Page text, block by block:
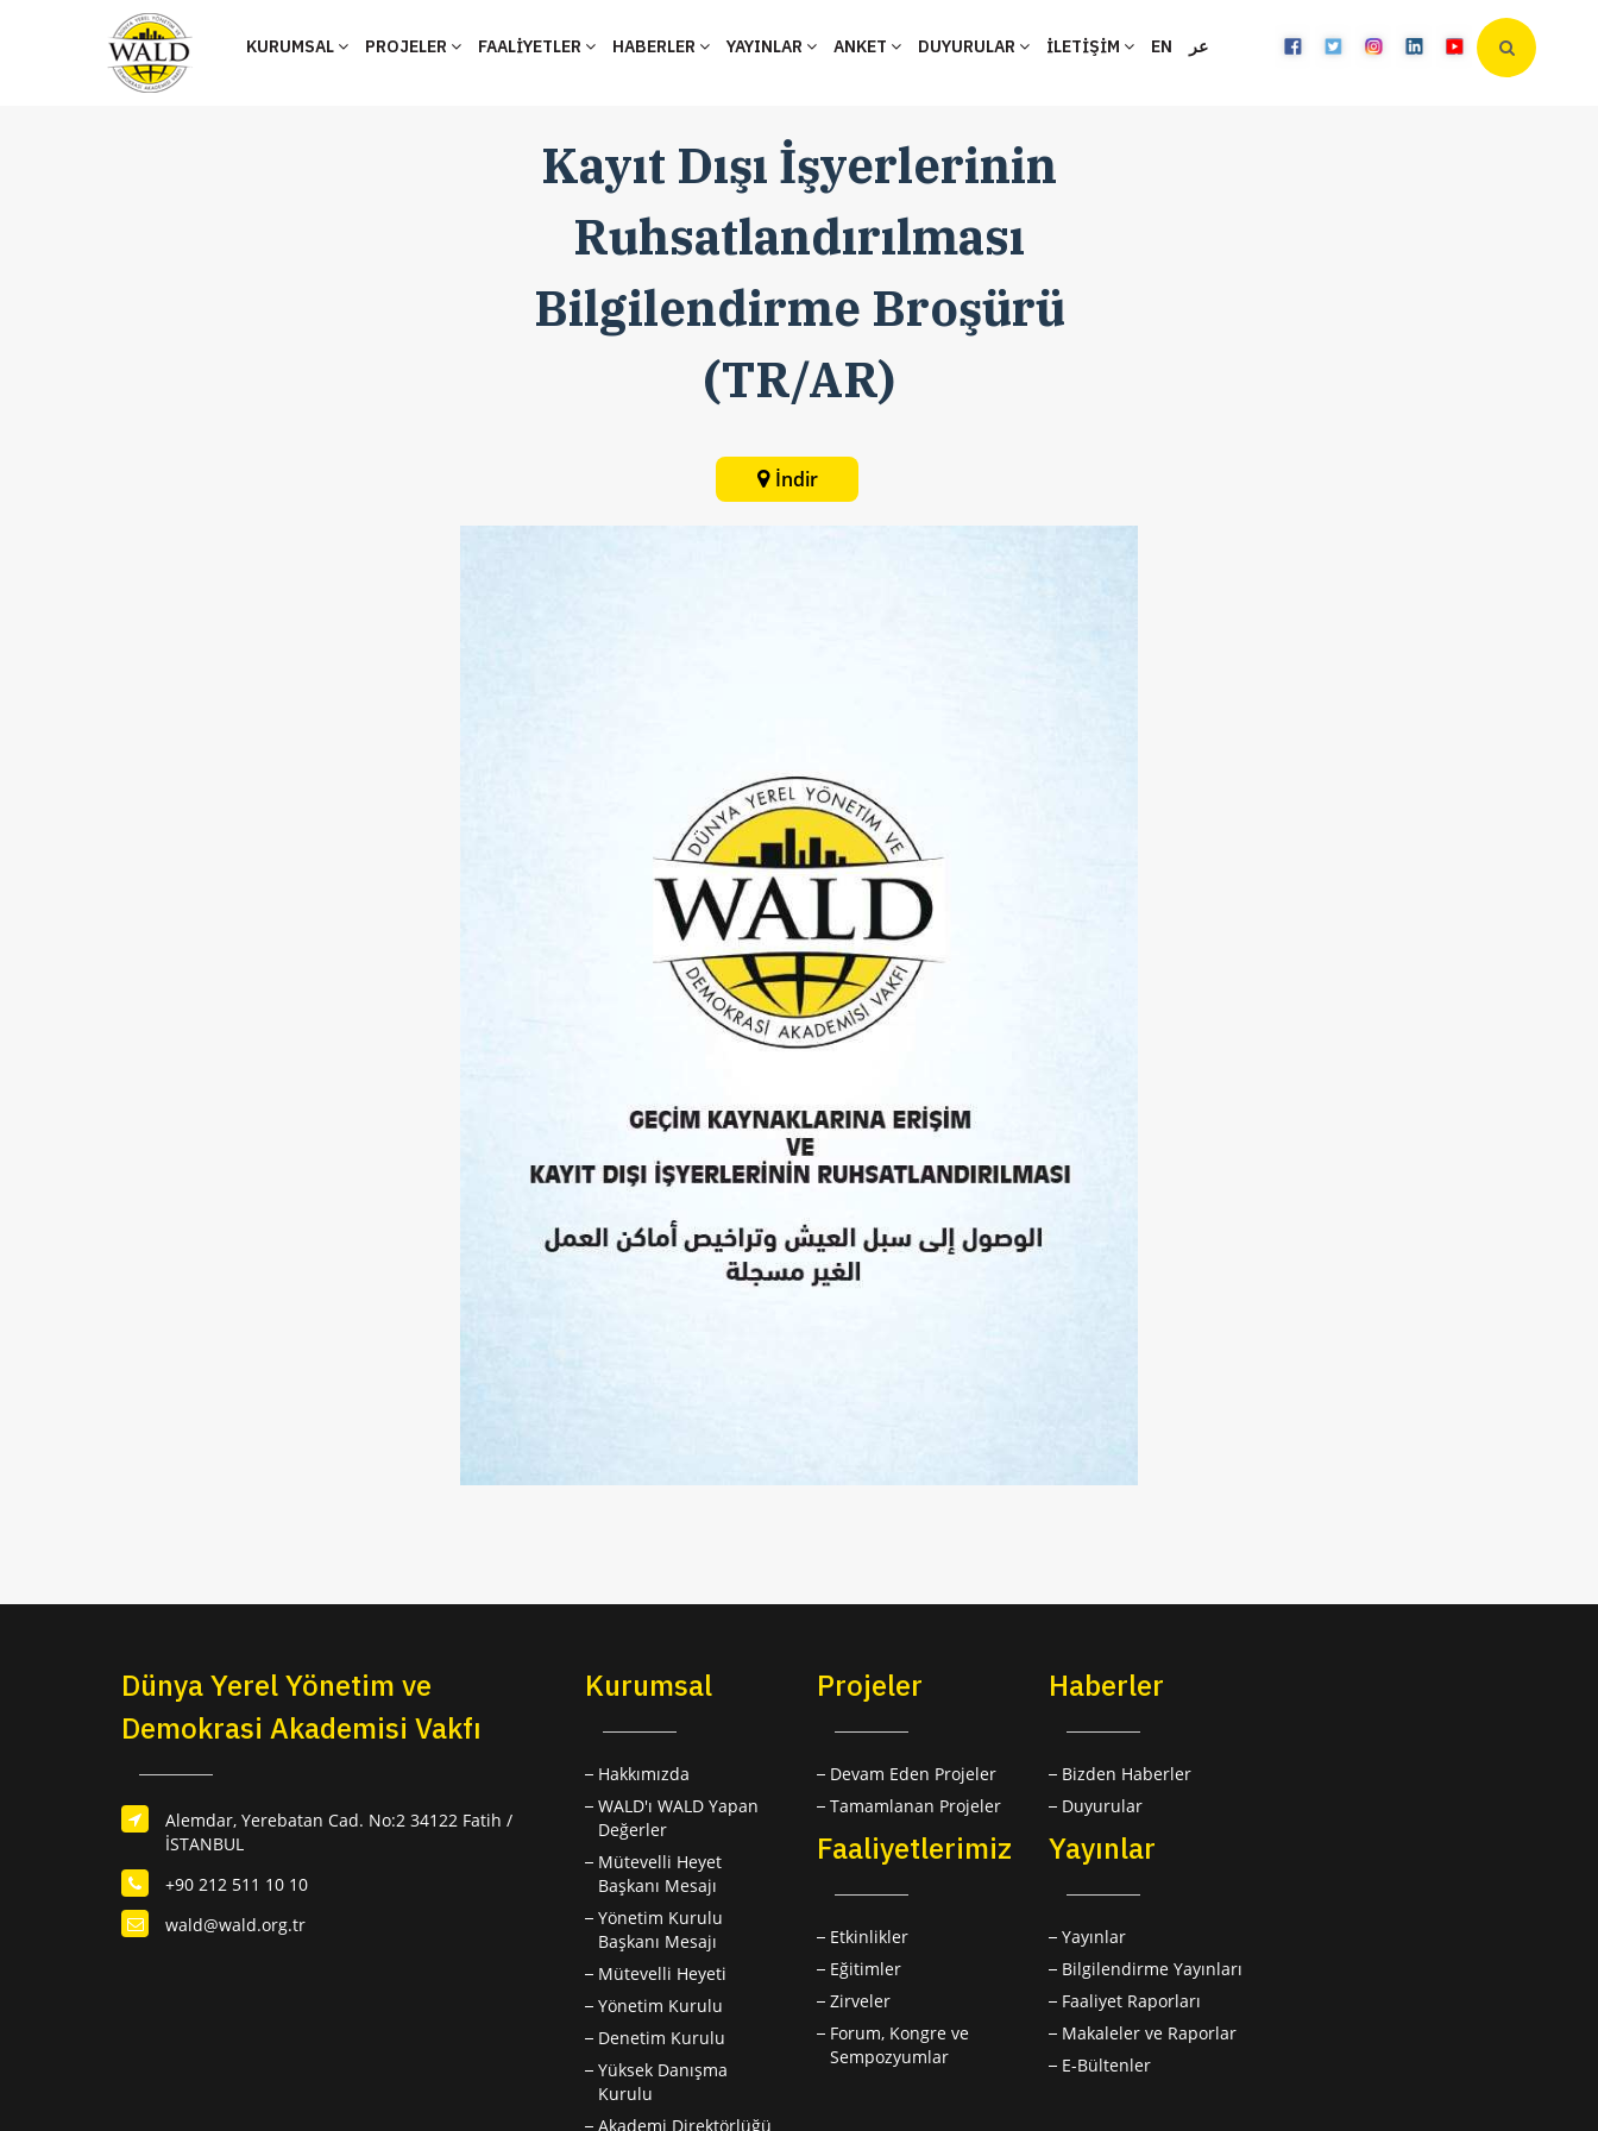
KURUMSAL PROJELER FAALİYETLER HABERLER YAYINLAR ANKET DUYURULAR İLETİŞİM EN عر
Kayıt Dışı İşyerlerinin
Ruhsatlandırılması
Bilgilendirme Broşürü
(TR/AR)
İndir
Dünya Yerel Yönetim ve
Demokrasi Akademisi Vakfı
Alemdar, Yerebatan Cad. No:2 34122 Fatih /
İSTANBUL
+90 212 511 10 10
wald@wald.org.tr
Kurumsal
Hakkımızda
WALD'ı WALD Yapan
Değerler
Mütevelli Heyet
Başkanı Mesajı
Yönetim Kurulu
Başkanı Mesajı
Mütevelli Heyeti
Yönetim Kurulu
Denetim Kurulu
Yüksek Danışma
Kurulu
Akademi Direktörlüğü
Projeler
Devam Eden Projeler
Tamamlanan Projeler
Faaliyetlerimiz
Etkinlikler
Eğitimler
Zirveler
Forum, Kongre ve
Sempozyumlar
Haberler
Bizden Haberler
Duyurular
Yayınlar
Yayınlar
Bilgilendirme Yayınları
Faaliyet Raporları
Makaleler ve Raporlar
E-Bültenler